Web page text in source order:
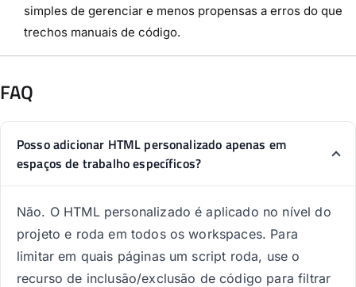
simples de gerenciar e menos propensas a erros do que
trechos manuais de código.
FAQ
Posso adicionar HTML personalizado apenas em
espaços de trabalho específicos?
Não. O HTML personalizado é aplicado no nível do
projeto e roda em todos os workspaces. Para
limitar em quais páginas um script roda, use o
recurso de inclusão/exclusão de código para filtrar